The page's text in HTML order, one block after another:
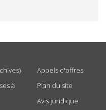
à
Appels d'offres
Plan du site
Avis juridique